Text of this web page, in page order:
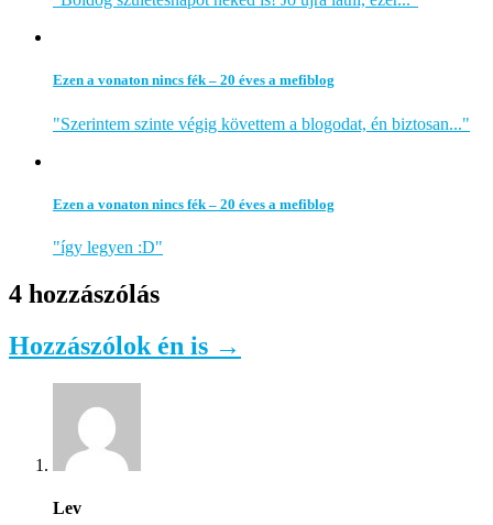
Ezen a vonaton nincs fék – 20 éves a mefiblog
"Szerintem szinte végig követtem a blogodat, én biztosan..."
Ezen a vonaton nincs fék – 20 éves a mefiblog
"így legyen :D"
4 hozzászólás
Hozzászólok én is →
Lev